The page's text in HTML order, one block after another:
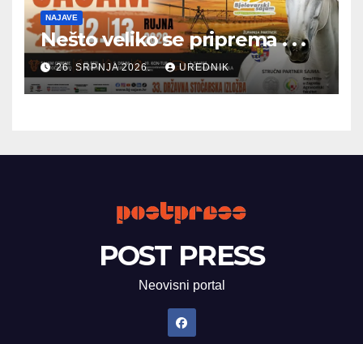
NAJAVE
Nešto veliko se priprema . . .
26. SRPNJA 2026. UREDNIK
POST PRESS
Neovisni portal